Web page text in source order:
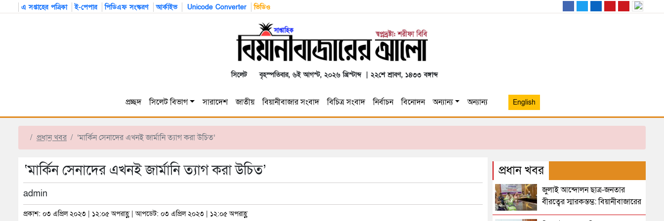
এ সপ্তাহের পত্রিকা ই-পেপার পিডিএফ সংস্করণ আর্কাইভ Unicode Converter ভিডিও
সিলেট বৃহস্পতিবার, ৬ই আগস্ট, ২০২৬ খ্রিস্টাব্দ | ২২শে শ্রাবণ, ১৪৩৩ বঙ্গাব্দ
প্রচ্ছদ সিলেট বিভাগ সারাদেশ জাতীয় বিয়ানীবাজার সংবাদ বিচিত্র সংবাদ নির্বাচন বিনোদন অন্যান্য অন্যান্য English
প্রধান খবর ‘মার্কিন সেনাদের এখনই জার্মানি ত্যাগ করা উচিত’
‘মার্কিন সেনাদের এখনই জার্মানি ত্যাগ করা উচিত’
admin
প্রকাশ: ০৩ এপ্রিল ২০২৩ | ১২:০৫ অপরাহ্ণ | আপডেট: ০৩ এপ্রিল ২০২৩ | ১২:০৫ অপরাহ্ণ
প্রধান খবর
জুলাই আন্দোলন ছাত্র-জনতার
বীরত্বের স্মারকস্তম্ভ: বিয়ানীবাজারের
ইউএনও